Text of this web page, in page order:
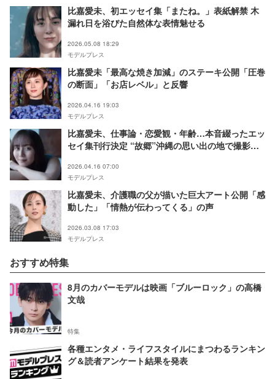
比嘉愛未、初エッセイ集「またね。」表紙解禁 木
漏れ日を浴びた自然体な表情魅せる
2026.05.08 18:29
モデルプレス
比嘉愛未「最高な焼き加減」のステーキ公開「圧巻
の断面」「お店レベル」と反響
2026.04.16 19:03
モデルプレス
比嘉愛未、仕事論・恋愛観・年齢…本音綴ったエッ
セイ集刊行決定 “故郷”沖縄の思い出の地で撮影も
2026.04.16 07:00
モデルプレス
比嘉愛未、介護職の父が描いた巨大アート公開「感
動した」「情熱が伝わってくる」の声
2026.03.08 17:03
モデルプレス
おすすめ特集
8月のカバーモデルは映画「ブルーロック」の高橋
文哉
特集
各種エンタメ・ライフスタイルにまつわるランキン
グ＆読者アンケート結果を発表